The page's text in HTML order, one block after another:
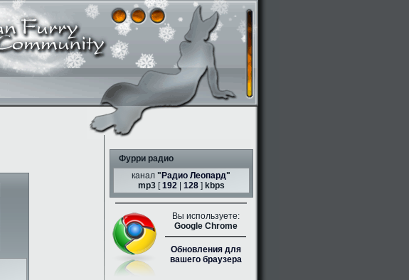
Фурри радио
канал " Радио Леопард"
mp3[192| 128] kbps
Вы используете:
Google Chrome
Обновления для
вашего браузера